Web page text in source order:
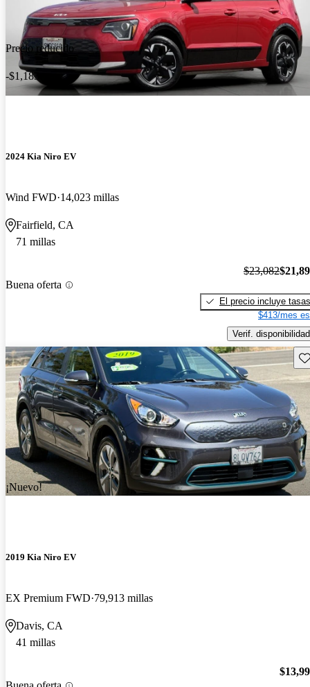
Precio reducido
-$1,183
2024 Kia Niro EV
Wind FWD 14,023 millas
Fairfield, CA
71 millas
Buena oferta
$23,082
El precio incluye tasas
$413/mes
Verif. disponibilidad
¡Nuevo!
2019 Kia Niro EV
EX Premium FWD 79,913 millas
Davis, CA
41 millas